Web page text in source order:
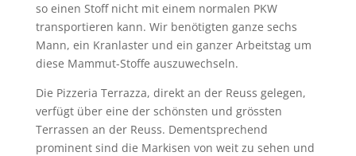
so einen Stoff nicht mit einem normalen PKW
transportieren kann. Wir benötigten ganze sechs
Mann, ein Kranlaster und ein ganzer Arbeitstag um
diese Mammut-Stoffe auszuwechseln.
Die Pizzeria Terrazza, direkt an der Reuss gelegen,
verfügt über eine der schönsten und grössten
Terrassen an der Reuss. Dementsprechend
prominent sind die Markisen von weit zu sehen und